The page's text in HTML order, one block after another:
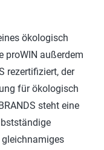
ökologisch
proWIN außerdem
rezertifiziert, der
für ökologisch
steht eine